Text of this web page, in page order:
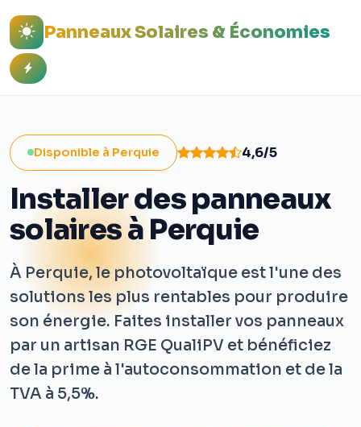
Panneaux Solaires & Économies
Disponible à Perquie 4,6/5
Installer des panneaux
solaires à Perquie
À Perquie, le photovoltaïque est l'une des
solutions les plus rentables pour produire
son énergie. Faites installer vos panneaux
par un artisan RGE QualiPV et bénéficiez
de la prime à l'autoconsommation et de la
TVA à 5,5%.